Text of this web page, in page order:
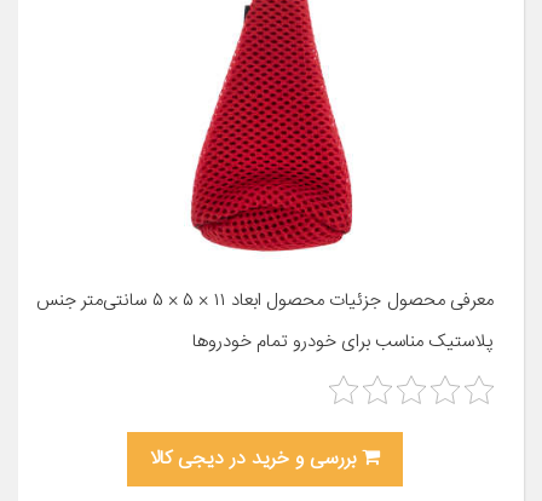
معرفی محصول جزئیات محصول ابعاد ۱۱ × ۵ × ۵ سانتی‌متر جنس
پلاستیک مناسب برای خودرو تمام خودروها
بررسی و خرید در دیجی کالا